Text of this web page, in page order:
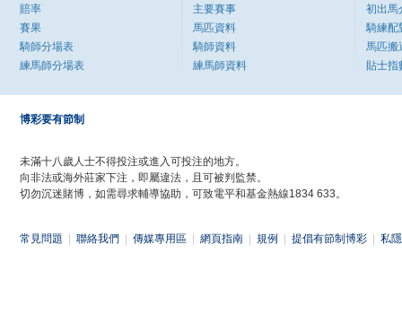
賠率
賽果
騎師分場表
練馬師分場表
主要賽事
馬匹資料
騎師資料
練馬師資料
初出馬
騎練配
馬匹搬
貼士指
博彩要有節制
未滿十八歲人士不得投注或進入可投注的地方。
向非法或海外莊家下注，即屬違法，且可被判監禁。
切勿沉迷賭博，如需尋求輔導協助，可致電平和基金熱線1834 633。
常見問題 聯絡我們 傳媒專用區 網頁指南 規例 提倡有節制博彩 私